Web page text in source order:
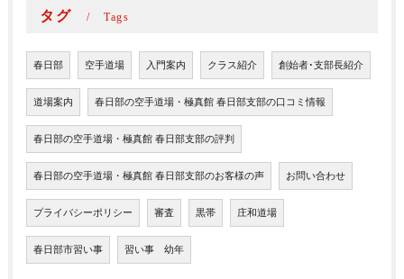
タグ Tags
春日部 空手道場 入門案内 クラス紹介 創始者･支部長紹介
道場案内 春日部の空手道場・極真館 春日部支部の口コミ情報
春日部の空手道場・極真館 春日部支部の評判
春日部の空手道場・極真館 春日部支部のお客様の声 お問い合わせ
プライバシーポリシー 審査 黒帯 庄和道場
春日部市習い事 習い事 幼年